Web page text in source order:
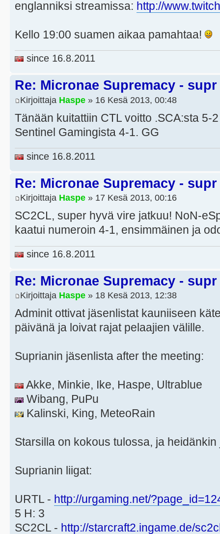
englanniksi streamissa: http://
Kello 19:00 suamen aikaa pamahtaa!
since 16.8.2011
Re: Micronae Supremacy - supr
Kirjoittaja Haspe » 16 Kesä 2013, 00:48
Tänään kuitattiin CTL voitto .SCA:sta 5-
Sentinel Gamingista 4-1. GG
since 16.8.2011
Re: Micronae Supremacy - supr
Kirjoittaja Haspe » 17 Kesä 2013, 00:16
SC2CL, super hyvä vire jatkuu! NoN-
kaatui numeroin 4-1, ensimmäinen ja
since 16.8.2011
Re: Micronae Supremacy - supr
Kirjoittaja Haspe » 18 Kesä 2013, 12:38
Adminit ottivat jäsenlistat kauniiseen
päivänä ja loivat rajat pelaajien välille.
Suprianin jäsenlista after the meeting:
Akke, Minkie, Ike, Haspe, Ultrablue
Wibang, PuPu
Kalinski, King, MeteoRain
Starsilla on kokous tulossa, ja
Suprianin liigat:
URTL - http://urgaming.net/
5 H: 3
SC2CL - http://starcraft2.ingame.de/